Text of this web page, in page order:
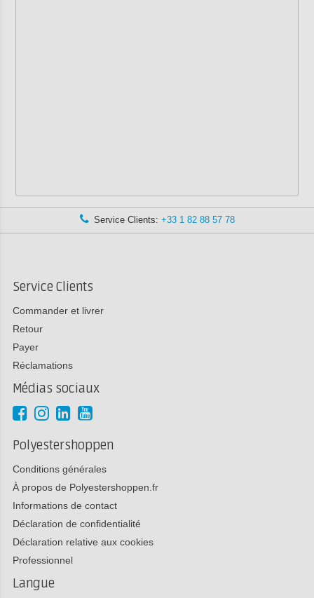
Service Clients: +33 1 82 88 57 78
Service Clients
Commander et livrer
Retour
Payer
Réclamations
Médias sociaux
Polyestershoppen
Conditions générales
À propos de Polyestershoppen.fr
Informations de contact
Déclaration de confidentialité
Déclaration relative aux cookies
Professionnel
Langue